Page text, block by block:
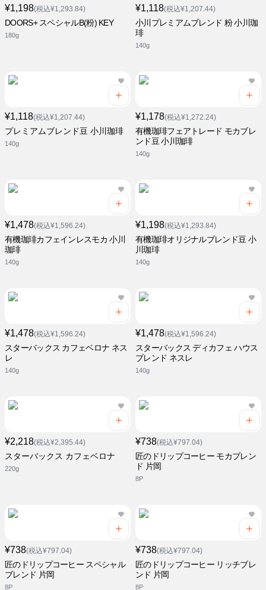
¥1,198(税込¥1,293.84)
DOORS+ スペシャルB(粉) KEY
180g
¥1,118(税込¥1,207.44)
小川プレミアムブレンド 粉 小川珈
琲
140g
¥1,118(税込¥1,207.44)
プレミアムブレンド豆 小川珈琲
140g
¥1,178(税込¥1,272.24)
有機珈琲フェアトレード モカブレ
ンド豆 小川珈琲
140g
¥1,478(税込¥1,596.24)
有機珈琲カフェインレスモカ 小川
珈琲
140g
¥1,198(税込¥1,293.84)
有機珈琲オリジナルブレンド豆 小
川珈琲
140g
¥1,478(税込¥1,596.24)
スターバックス カフェベロナ ネス
レ
140g
¥1,478(税込¥1,596.24)
スターバックス ディカフェ ハウス
ブレンド ネスレ
140g
¥2,218(税込¥2,395.44)
スターバックス カフェベロナ
220g
¥738(税込¥797.04)
匠のドリップコーヒー モカブレン
ド 片岡
8P
¥738(税込¥797.04)
匠のドリップコーヒー スペシャル
ブレンド 片岡
8P
¥738(税込¥797.04)
匠のドリップコーヒー リッチブレ
ンド 片岡
8P